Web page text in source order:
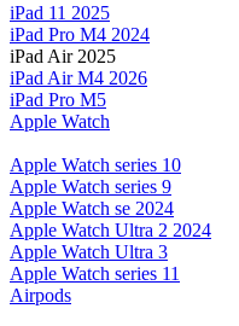
iPad 11 2025
iPad Pro M4 2024
iPad Air 2025
iPad Air M4 2026
iPad Pro M5
Apple Watch
Apple Watch series 10
Apple Watch series 9
Apple Watch se 2024
Apple Watch Ultra 2 2024
Apple Watch Ultra 3
Apple Watch series 11
Airpods